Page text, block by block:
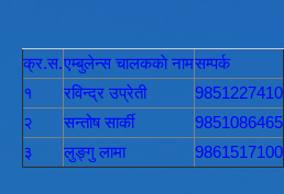
क्र.स.एम्बुलेन्स चालककाे नामसम्पर्क
१
रविन्द्र उप्रेती
9851227410
२
सन्तोष सार्की
9851086465
३
लुङ्गु लामा 9861517100